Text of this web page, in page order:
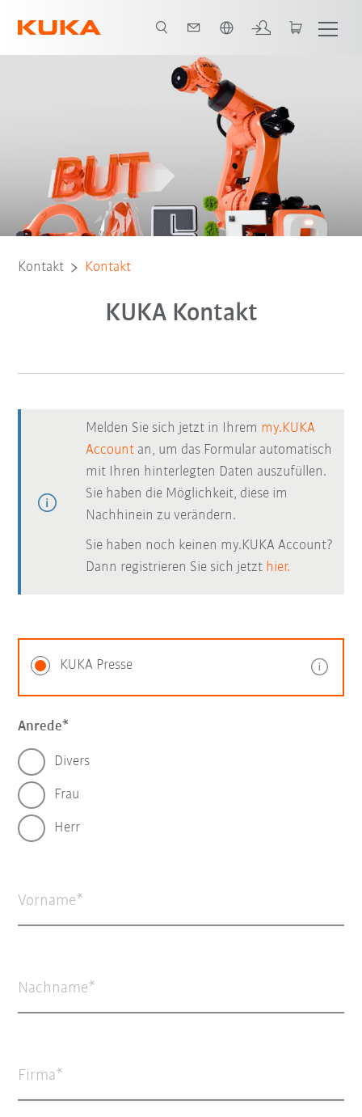
Kontakt Kontakt
KUKA Kontakt
Melden Sie sich jetzt in Ihrem my.KUKA
Account an, um das Formular automatisch
mit Ihren hinterlegten Daten auszufüllen.
Sie haben die Möglichkeit, diese im
Nachhinein zu verändern.
Sie haben noch keinen my.KUKA Account?
Dann registrieren Sie sich jetzt hier.
KUKA Presse
Anrede
Divers
Frau
Herr
Vorname
Nachname
Firma